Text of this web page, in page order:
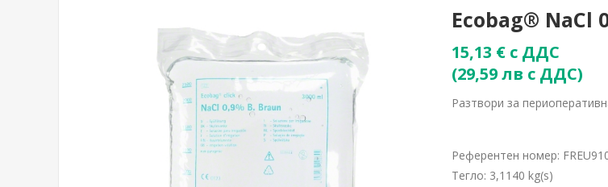
Ecobag® NaCl
15,13 € с ДДС
(29,59 лв с ДДС)
Разтвори за
Референтен номер:
Тегло: 3,1140 kg(s)